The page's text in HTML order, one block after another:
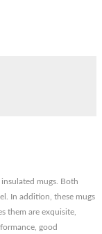
mugs. Both
In addition, these mugs
them are exquisite,
good